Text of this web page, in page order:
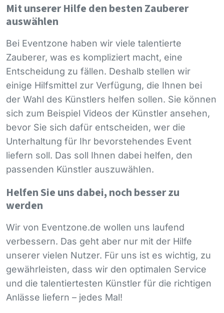
Mit unserer Hilfe den besten Zauberer
auswählen
Bei Eventzone haben wir viele talentierte
Zauberer, was es kompliziert macht, eine
Entscheidung zu fällen. Deshalb stellen wir
einige Hilfsmittel zur Verfügung, die Ihnen bei
der Wahl des Künstlers helfen sollen. Sie können
sich zum Beispiel Videos der Künstler ansehen,
bevor Sie sich dafür entscheiden, wer die
Unterhaltung für Ihr bevorstehendes Event
liefern soll. Das soll Ihnen dabei helfen, den
passenden Künstler auszuwählen.
Helfen Sie uns dabei, noch besser zu
werden
Wir von Eventzone.de wollen uns laufend
verbessern. Das geht aber nur mit der Hilfe
unserer vielen Nutzer. Für uns ist es wichtig, zu
gewährleisten, dass wir den optimalen Service
und die talentiertesten Künstler für die richtigen
Anlässe liefern – jedes Mal!